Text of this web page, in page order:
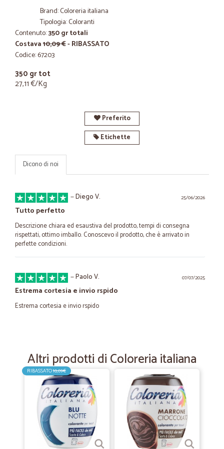
Brand: Coloreria italiana
Tipologia: Coloranti
Contenuto:350 gr totali
Costava10,09 €- RIBASSATO
Codice: 67203
350 gr tot
27,11 €/Kg
Preferito
Etichette
Dicono di noi
25/06/2026
—Diego V.
Tutto perfetto
Descrizione chiara ed esaustiva del prodotto, tempi di consegna
rispettati, ottimo imballo. Conoscevo il prodotto, che è arrivato in
perfette condizioni.
07/07/2025
—Paolo V.
Estrema cortesia e invio rspido
Estrema cortesia e invio rspido
Tutto ottimo
Spedizione veloce, prezzi competitivi, tracciamento preciso, e in più su
un ordine di una decina di bevande me ne sono state regalate tre in
più. Sicuramente comprerò ancora e lo straconsiglio!
10/06/2023
—Enzo L.
Il pacco è arrivato puntuale senza…
Altri prodotti di Coloreria italiana
RIBASSATO10,09€